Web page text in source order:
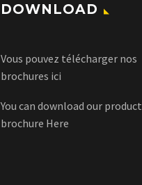
DOWNLOAD
Vous pouvez télécharger nos
brochures ici
You can download our product
brochure Here